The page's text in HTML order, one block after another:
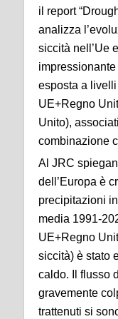
il report
analizza
siccità nell’Ue
esposta a
UE+Regno
Unito),
combinazione
Al JRC
dell’Europa è
precipitazioni
media 1991-
UE+Regno
siccità) è stato
caldo. Il flusso
gravemente
trattenuti si